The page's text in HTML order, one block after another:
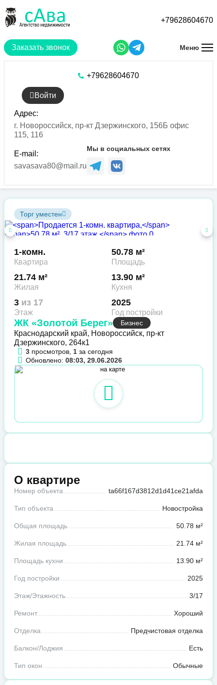
основному
Заказать звонок
+79628604670
Меню
+79628604670
Войти
Адрес:
г. Новороссийск, пр-кт Дзержинского, 156Б офис
115, 116
E-mail:
savasava80@mail.ru
Мы в социальных сетях
Торг уместен
1-комн.
Квартира
50.78 м²
Площадь
21.74 м²
Жилая
13.90 м²
Кухня
3 из 17
Этаж
2025
Год постройки
ЖК «Золотой Берег» Бизнес
Краснодарский край, Новороссийск, пр-кт
Дзержинского, 264к1
3 просмотров, 1 за сегодня
Обновлено: 08:03, 29.06.2026
О квартире
Номер объекта ta66f167d3812d1d41ce21afda
Тип объекта Новостройка
Общая площадь 50.78 м²
Жилая площадь 21.74 м²
Площадь кухни 13.90 м²
Год постройки 2025
Этаж/Этажность 3/17
Ремонт Хороший
Отделка Предчистовая отделка
Балкон/Лоджия Есть
Тип окон Обычные